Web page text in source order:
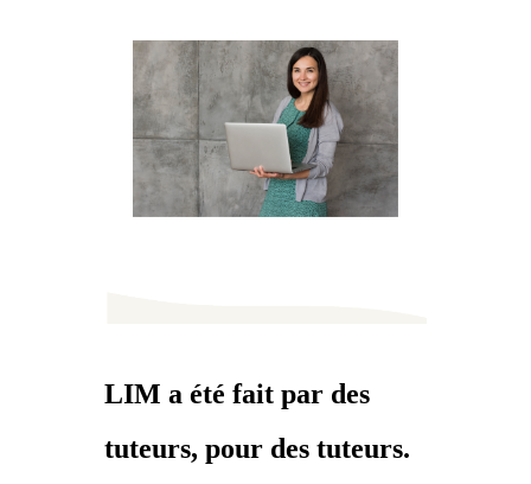
LIM a été fait par des
tuteurs, pour des tuteurs.